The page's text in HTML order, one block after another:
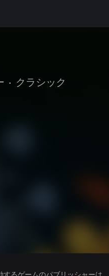
• クラシック